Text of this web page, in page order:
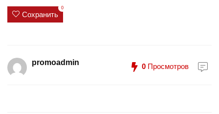
Сохранить
0
promoadmin 0 Просмотров